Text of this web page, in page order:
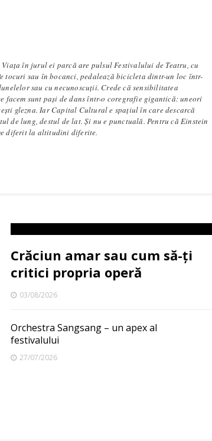
în jurul ei parcă are pulsul Festivalului de Teatru, cu
tocuri sau în bocanci, pedalează bicicleta dintr-un loc într-
sau cu necunoscuții. Crede că sensibilitatea
facem sunt pași de dans într-o coregrafie gigantică: uneori
glezna. Iar Capital Cultural e spațiul în care descarcă
de lung, destul de lat. Și nu e punctuală. Pentru că Einstein
diferit la altitudini diferite.
Crăciun amar sau cum să-ți
critici propria operă
03/08/2026
Orchestra Sangsang – un apex al
festivalului
27/07/2026